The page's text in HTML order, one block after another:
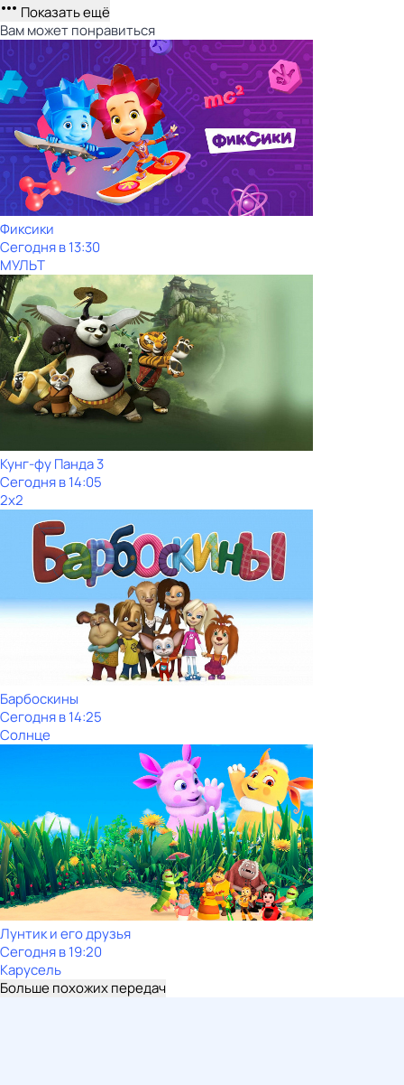
Показать ещё
Вам может понравиться
Фиксики
Сегодня в 13:30
МУЛЬТ
Кунг-фу Панда 3
Сегодня в 14:05
2x2
Барбоскины
Сегодня в 14:25
Солнце
Лунтик и его друзья
Сегодня в 19:20
Карусель
Больше похожих передач